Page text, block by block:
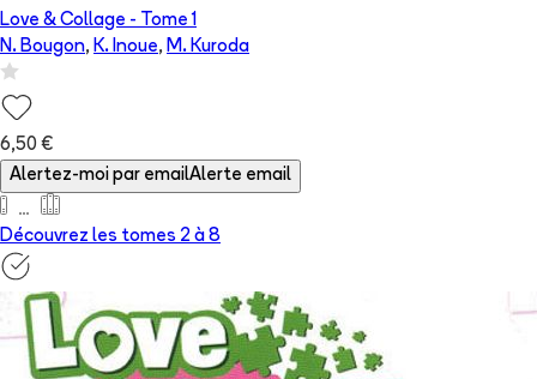
Love & Collage - Tome 1
N. Bougon, K. Inoue, M. Kuroda
6,50 €
Alertez-moi par emailAlerte email
Découvrez les tomes 2 à 8